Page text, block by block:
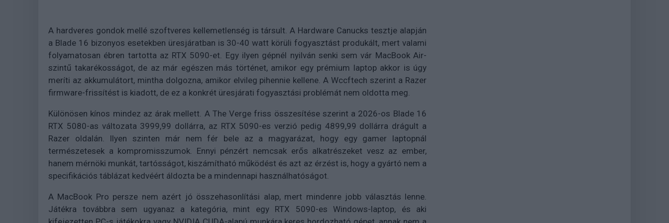
A hardveres gondok mellé szoftveres kellemetlenség is társult. A Hardware Canucks tesztje alapján
a Blade 16 bizonyos esetekben üresjáratban is 30-40 watt körüli fogyasztást produkált, mert valami
folyamatosan ébren tartotta az RTX 5090-et. Egy ilyen gépnél nyilván senki sem vár MacBook Air-
szintű takarékosságot, de az már egészen más történet, amikor egy prémium laptop akkor is úgy
meríti az akkumulátort, mintha dolgozna, amikor elvileg pihennie kellene. A Wccftech szerint a Razer
firmware-frissítést is kiadott, de ez a konkrét üresjárati fogyasztási problémát nem oldotta meg.
Különösen kínos mindez az árak mellett. A The Verge friss összesítése szerint a 2026-os Blade 16
RTX 5080-as változata 3999,99 dollárra, az RTX 5090-es verzió pedig 4899,99 dollárra drágult a
Razer oldalán. Ilyen szinten már nem fér bele az a magyarázat, hogy egy gamer laptopnál
természetesek a kompromisszumok. Ennyi pénzért nemcsak erős alkatrészeket vesz az ember,
hanem mérnöki munkát, tartósságot, kiszámítható működést és azt az érzést is, hogy a gyártó nem a
specifikációs táblázat kedvéért áldozta be a mindennapi használhatóságot.
A MacBook Pro persze nem azért jó összehasonlítási alap, mert mindenre jobb választás lenne.
Játékra továbbra sem ugyanaz a kategória, mint egy RTX 5090-es Windows-laptop, és aki